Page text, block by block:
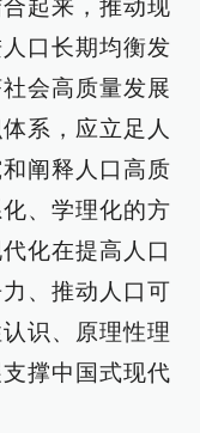
起来，推动现
口长期均衡发
会高质量发展
系，应立足人
阐释人口高质
、学理化的方
化在提高人口
、推动人口可
识、原理性理
撑中国式现代